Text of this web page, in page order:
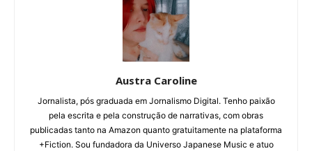
Austra Caroline
Jornalista, pós graduada em Jornalismo Digital. Tenho paixão
pela escrita e pela construção de narrativas, com obras
publicadas tanto na Amazon quanto gratuitamente na plataforma
+Fiction. Sou fundadora da Universo Japanese Music e atuo